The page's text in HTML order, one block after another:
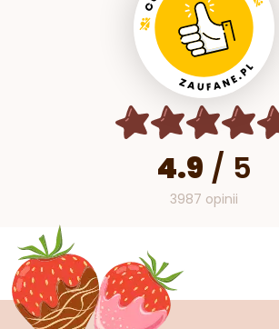
4.9 / 5
3987 opinii